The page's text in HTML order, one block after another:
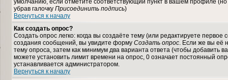
умолчанию, если отметите соответствующий пункт в вашем профиле
убрав галочку Присоединить подпись)
Вернуться к началу
Как создать опрос?
Создать опрос легко: когда вы создаёте тему (или редактируете
создания сообщений, вы увидите форму Создать опрос. Если же вы её
тему опроса, затем как минимум два варианта ответа (чтобы добавить
можете установить лимит времени на опрос, 0 означает постоянный
устанавливается администратором.
Вернуться к началу